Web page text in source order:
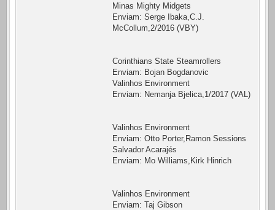
Minas Mighty Midgets
Enviam: Serge Ibaka,C.J.
McCollum,2/2016 (VBY)
Corinthians State Steamrollers
Enviam: Bojan Bogdanovic
Valinhos Environment
Enviam: Nemanja Bjelica,1/2017 (VAL)
Valinhos Environment
Enviam: Otto Porter,Ramon Sessions
Salvador Acarajés
Enviam: Mo Williams,Kirk Hinrich
Valinhos Environment
Enviam: Taj Gibson